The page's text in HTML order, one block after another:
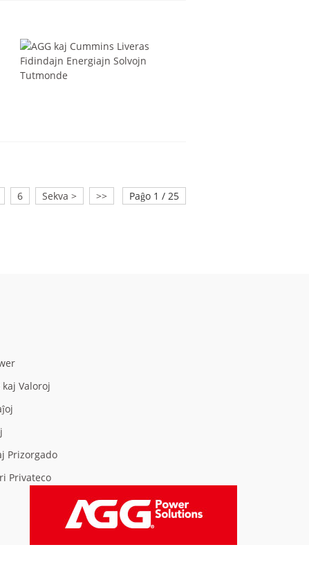
6 Sekva > >> Paĝo 1 / 25
Valoroj
Prizorgado
Privateco